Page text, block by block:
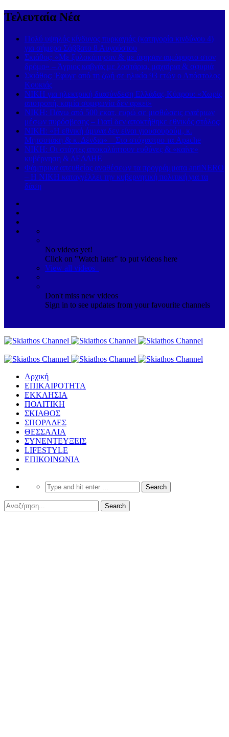
Τελευταία Νέα
Πολύ υψηλός κίνδυνος πυρκαγιάς (κατηγορία κινδύνου 4)
για σήμερα Σάββατο 8 Αυγούστου
Σκιάθος: «Με ξυλοκόπησαν & με άφησαν αιμόφυρτο στον
δρόμο» – Άγριος καβγάς με λοστάρια, μαχαίρια & σφυριά
Σκιάθος: Έφυγε από τη ζωή σε ηλικία 93 ετών ο Απόστολος
Κουκιάς
ΝΙΚΗ για ηλεκτρική διασύνδεση Ελλάδας-Κύπρου: «Χωρίς
αποτροπή, καμία συμφωνία δεν αρκεί»
ΝΙΚΗ: Πάνω από 500 εκατ. ευρώ σε μισθώσεις εναέριων
μέσων πυρόσβεσης – Γιατί δεν αποκτήθηκε εθνικός στόλος;
ΝΙΚΗ: «Η εθνική άμυνα δεν είναι γιουσουρούμ, κ.
Μητσοτάκη & κ. Δένδια» – Στο στόχαστρο τα Apache
ΝΙΚΗ: Οι στάχτες αποκαλύπτουν ευθύνες & «καίνε»
κυβέρνηση & ΔΕΔΔΗΕ
Φάμπρικα απευθείας αναθέσεων τα προγράμματα antiNERO
– Η ΝΙΚΗ καταγγέλλει την κυβερνητική πολιτική για τα
δάση
No videos yet!
Click on "Watch later" to put videos here
View all videos
Don't miss new videos
Sign in to see updates from your favourite channels
Αρχική
ΕΠΙΚΑΙΡΟΤΗΤΑ
ΕΚΚΛΗΣΙΑ
ΠΟΛΙΤΙΚΗ
ΣΚΙΑΘΟΣ
ΣΠΟΡΑΔΕΣ
ΘΕΣΣΑΛΙΑ
ΣΥΝΕΝΤΕΥΞΕΙΣ
LIFESTYLE
ΕΠΙΚΟΙΝΩΝΙΑ